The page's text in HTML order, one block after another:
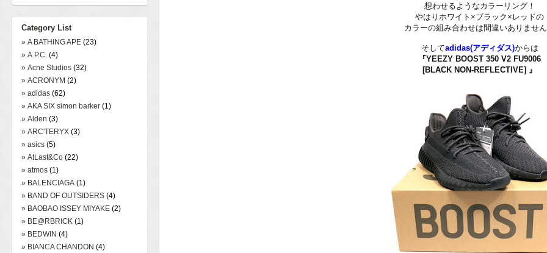
Category List
» A BATHING APE (23)
» A.P.C. (4)
» Acne Studios (32)
» ACRONYM (2)
» adidas (62)
» AKA SIX simon barker (1)
» Alden (3)
» ARC'TERYX (3)
» asics (5)
» AtLast&Co (22)
» atmos (1)
» BALENCIAGA (1)
» BAND OF OUTSIDERS (4)
» BAOBAO ISSEY MIYAKE (2)
» BE@RBRICK (1)
» BEDWIN (4)
» BIANCA CHANDON (4)
想わせるようなカラーリング！
やはりホワイト×ブラック×レッドの
カラーの組み合わせは間違いありませ
そしてadidas(アディダス)からは
『YEEZY BOOST 350 V2 FU9006
[BLACK NON-REFLECTIVE] 』